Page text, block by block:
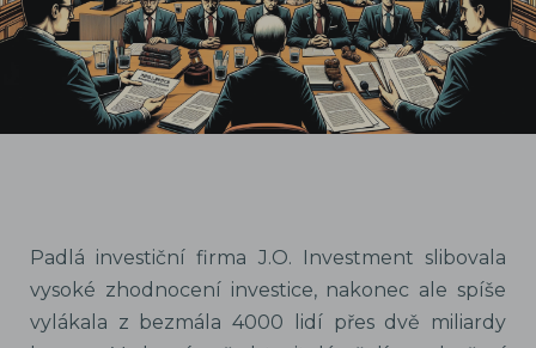
Padlá investiční firma J.O. Investment slibovala
vysoké zhodnocení investice, nakonec ale spíše
vylákala z bezmála 4000 lidí přes dvě miliardy